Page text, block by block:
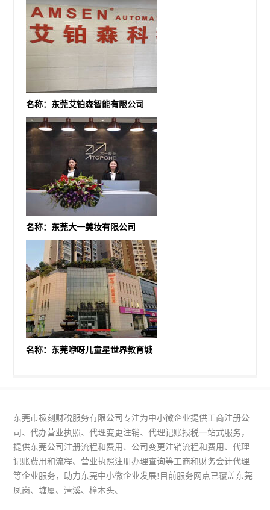
名称：东莞艾铂森智能有限公司
名称：东莞大一美妆有限公司
名称：东莞咿呀儿童星世界教育城
东莞市极刻财税服务有限公司专注为中小微企业提供工商注册公
司、代办营业执照、代理变更注销、代理记账报税一站式服务，
提供东莞公司注册流程和费用、公司变更注销流程和费用、代理
记账费用和流程、营业执照注册办理查询等工商和财务会计代理
等企业服务，助力东莞中小微企业发展!目前服务网点已覆盖东莞
凤岗、塘厦、清溪、樟木头、......